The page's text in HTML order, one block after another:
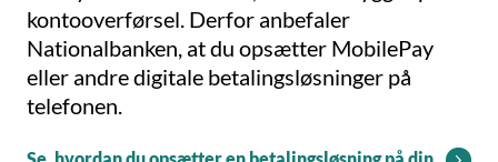
kontooverførsel. Derfor anbefaler
Nationalbanken, at du opsætter MobilePay
eller andre digitale betalingsløsninger på
telefonen.